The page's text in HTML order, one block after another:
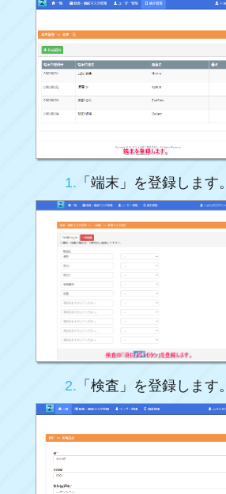
1. 「端末」を登録します。
2. 「検査」を登録します。